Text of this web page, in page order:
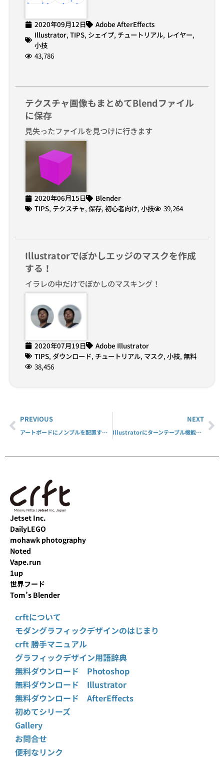
2020年09月12日
Adobe AfterEffects
Illustrator, TIPS, シェイプ, チュートリアル, レイヤー,
小技
43,786
テクスチャ画像もまとめてBlendファイル
に保存
見失ったファイルを見つけに行きます
2020年06月15日
Blender
TIPS, テクスチャ, 保存, 初心者向け, 小技 39,264
Illustratorでぼかしエッジのマスクを作成
する！
イラレの中だけでぼかしのマスキング！
2020年07月19日
Adobe Illustrator
TIPS, ダウンロード, チュートリアル, マスク, 小技, 無料
38,456
PREVIOUS
アートボードにノンブルを配置するスクリプト
NEXT
Illustratorにターンテーブル機能が実装！
Jetset Inc.
DailyLEGO
mohawk photography
Noted
Vape.run
1up
世界フード
Tom’s Blender
crftについて
モダングラフィックデザインのはじまり
crft 勝手マニュアル
グラフィックデザイン用語辞典
無料ダウンロード Photoshop
無料ダウンロード Illustrator
無料ダウンロード AfterEffects
初めてシリーズ
Gallery
お問合せ
便利なリンク